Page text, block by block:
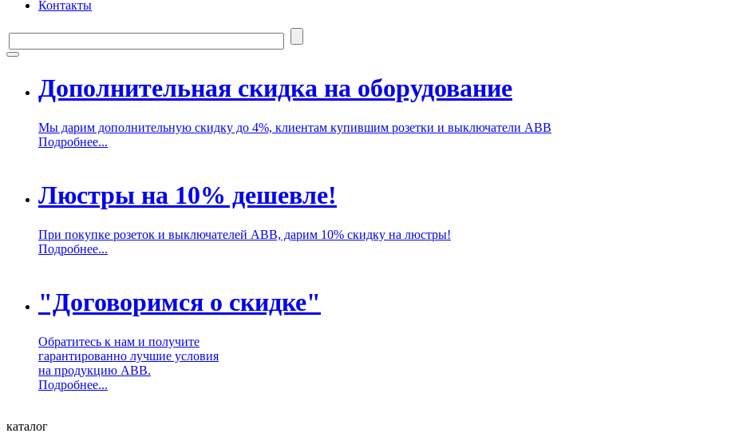
Контакты
Дополнительная скидка на оборудование
Мы дарим дополнительную скидку до 4%, клиентам купившим розетки и выключатели ABB
Подробнее...
Люстры на 10% дешевле!
При покупке розеток и выключателей ABB, дарим 10% скидку на люстры!
Подробнее...
"Договоримся о скидке"
Обратитесь к нам и получите
гарантированно лучшие условия
на продукцию ABB.
Подробнее...
каталог